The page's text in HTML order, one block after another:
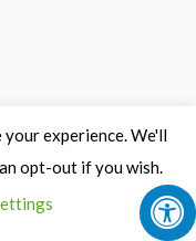
experience. We'll
opt-out if you wish.